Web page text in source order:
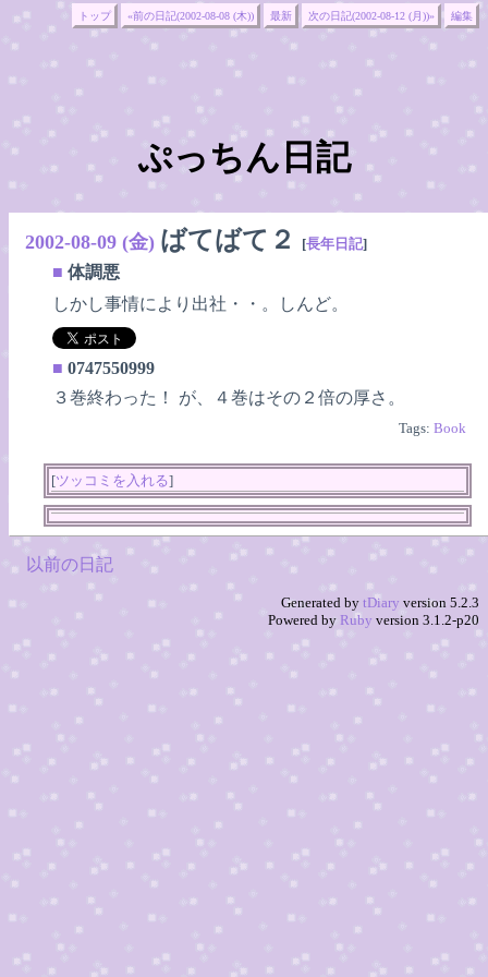
トップ «前の日記(2002-08-08 (木)) 最新 次の日記(2002-08-12 (月))» 編集
ぷっちん日記
2002-08-09 (金) ばてばて２ [長年日記]
■ 体調悪
しかし事情により出社・・。しんど。
■ 0747550999
３巻終わった！ が、４巻はその２倍の厚さ。
Tags:Book
[ツッコミを入れる]
以前の日記
Generated by tDiary version 5.2.3
Powered by Ruby version 3.1.2-p20